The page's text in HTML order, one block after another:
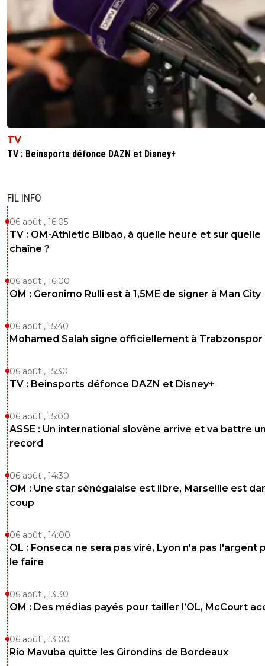
TV
TV : Beinsports défonce DAZN et Disney+
FIL INFO
06 août , 16:05
TV : OM-Athletic Bilbao, à quelle heure et sur quelle
chaîne ?
06 août , 16:00
OM : Geronimo Rulli est à 1,5ME de signer à Man City
06 août , 15:40
Mohamed Salah signe officiellement à Trabzonspor
06 août , 15:30
TV : Beinsports défonce DAZN et Disney+
06 août , 15:00
ASSE : Un international slovène arrive et va battre
record
06 août , 14:30
OM : Une star sénégalaise est libre, Marseille est
coup
06 août , 14:00
OL : Fonseca ne sera pas viré, Lyon n'a pas l'argent
le faire
06 août , 13:30
OM : Des médias payés pour tailler l’OL, McCourt
06 août , 13:00
Rio Mavuba quitte les Girondins de Bordeaux